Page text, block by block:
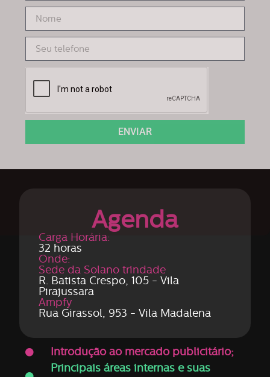
ENVIAR
Agenda
Carga Horária:
32 horas
Onde:
Sede da Solano trindade
R. Batista Crespo, 105 - Vila
Pirajussara
Ampfy
Rua Girassol, 953 - Vila Madalena
Introdução ao mercado publicitário;
Principais áreas internas e suas